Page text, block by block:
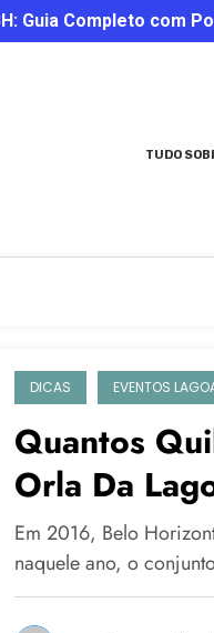
Guia Completo com
TUDO
DICAS EVENTOS
Quantos
Orla Da
Em 2016, Belo
naquele ano, o